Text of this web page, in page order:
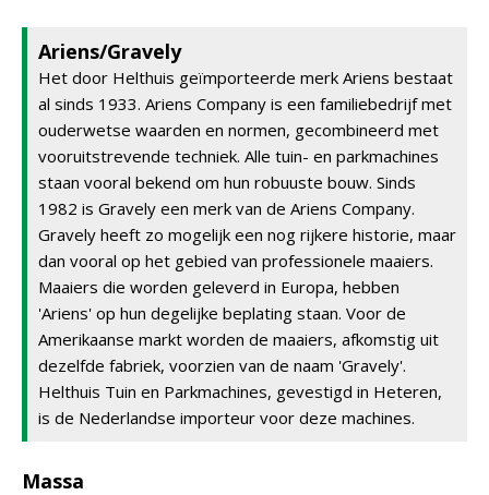
Ariens/Gravely
Het door Helthuis geïmporteerde merk Ariens bestaat
al sinds 1933. Ariens Company is een familiebedrijf met
ouderwetse waarden en normen, gecombineerd met
vooruitstrevende techniek. Alle tuin- en parkmachines
staan vooral bekend om hun robuuste bouw. Sinds
1982 is Gravely een merk van de Ariens Company.
Gravely heeft zo mogelijk een nog rijkere historie, maar
dan vooral op het gebied van professionele maaiers.
Maaiers die worden geleverd in Europa, hebben
'Ariens' op hun degelijke beplating staan. Voor de
Amerikaanse markt worden de maaiers, afkomstig uit
dezelfde fabriek, voorzien van de naam 'Gravely'.
Helthuis Tuin en Parkmachines, gevestigd in Heteren,
is de Nederlandse importeur voor deze machines.
Massa